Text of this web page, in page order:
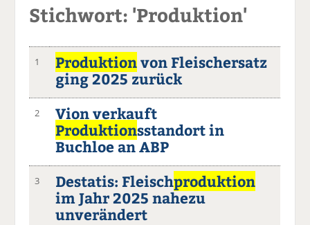
Stichwort: 'Produktion'
1 Produktionvon Fleischersatz
ging 2025 zurück
2
Vion verkauft
Produktionsstandort in
Buchloe an ABP
3 Destatis: Fleischproduktion
im Jahr 2025 nahezu
unverändert